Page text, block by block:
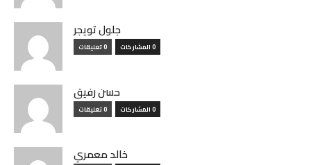
جلول تويجر
0 المشاركات 0 تعليقات
حسن رفيق
0 المشاركات 0 تعليقات
خالد معمري